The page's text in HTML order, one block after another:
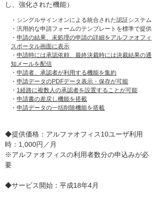
し、強化された機能）
・シングルサインオンによる統合された認証システム
・汎用的な申請フォームのテンプレートを標準で提供
・ 申請の結果、未処理の申請の詳細をアルファオフィ
スポータル画面に表示
・ 申請時には承認依頼、最終決裁時には決裁結果の通
知メールを配信
・ 申請者、承認者が利用する機能を集約
・ 申請データのPDFデータ表示・保存が可能
・ 1経路に複数人の承認者を設置することが可能
・ 申請書の差戻し機能を搭載
・ 申請データの一括削除機能を搭載
◆提供価格：アルファオフィス10ユーザ利用
時：1,000円／月
※アルファオフィスの利用者数分の申込みが必
要
◆サービス開始：平成18年4月